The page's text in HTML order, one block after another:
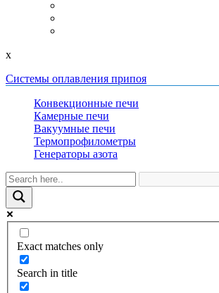
x
Системы оплавления припоя
Конвекционные печи
Камерные печи
Вакуумные печи
Термопрофилометры
Генераторы азота
Exact matches only
Search in title